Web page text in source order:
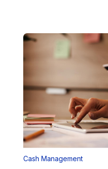
Cash Management